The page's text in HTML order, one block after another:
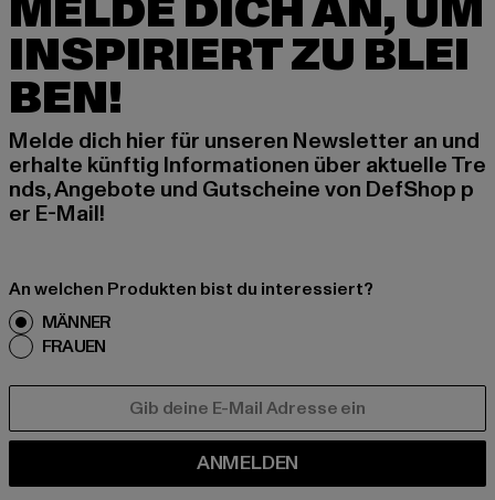
MELDE DICH AN, UM
INSPIRIERT ZU BLEI
BEN!
Melde dich hier für unseren Newsletter an und
erhalte künftig Informationen über aktuelle Tre
nds, Angebote und Gutscheine von DefShop p
er E-Mail!
An welchen Produkten bist du interessiert?
MÄNNER
FRAUEN
ANMELDEN